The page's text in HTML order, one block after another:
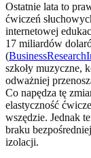
Ostatnie lata to
ćwiczeń
internetowej
17 miliardów
(
szkoły muzyczne,
odważniej
Co napędza tę
elastyczność
wszędzie. Jednak
braku
izolacji.